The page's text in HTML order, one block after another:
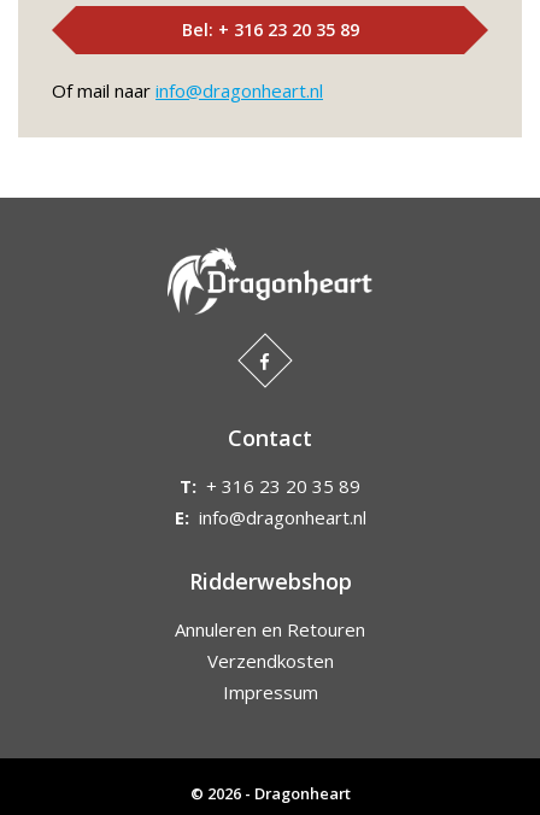
Bel: + 316 23 20 35 89
Of mail naar info@dragonheart.nl
Contact
T: + 316 23 20 35 89
E: info@dragonheart.nl
Ridderwebshop
Annuleren en Retouren
Verzendkosten
Impressum
© 2026 - Dragonheart